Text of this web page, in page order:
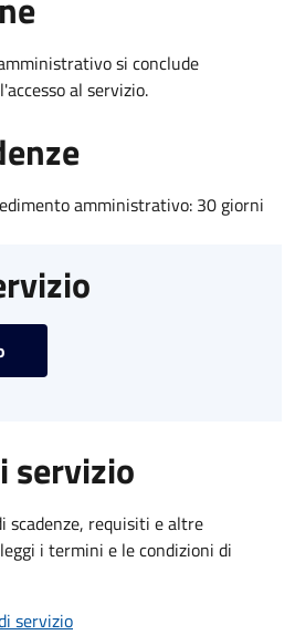
si conclude
al servizio.
amministrativo: 30 giorni
servizio
scadenze, requisiti e altre
i termini e le condizioni di
servizio